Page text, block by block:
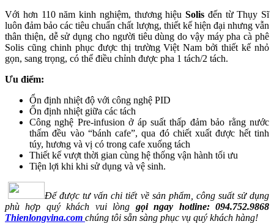
Với hơn 110 năm kinh nghiệm, thương hiệu Solis đến từ Thụy Sĩ
luôn đảm bảo các tiêu chuẩn chất lượng, thiết kế hiện đại nhưng vẫn
thân thiện, dễ sử dụng cho người tiêu dùng do vậy máy pha cà phê
Solis cũng chinh phục được thị trường Việt Nam bởi thiết kế nhỏ
gọn, sang trọng, có thể điều chỉnh được pha 1 tách/2 tách.
Ưu điểm:
Ổn định nhiệt độ với công nghệ PID
Ổn định nhiệt giữa các tách
Công nghệ Pre-infusion ở áp suất thấp đảm bảo rằng nước
thấm đều vào “bánh cafe”, qua đó chiết xuất được hết tinh
túy, hương và vị có trong cafe xuống tách
Thiết kế vượt thời gian cùng hệ thống vận hành tối ưu
Tiện lợi khi khi sử dụng và vệ sinh.
Để được tư vấn chi tiết về sản phẩm, công suất sử dụng
phù hợp quý khách vui lòng gọi ngay hotline:094.752.9868
Thienlongvina.com chúng tôi sẵn sàng phục vụ quý khách hàng!